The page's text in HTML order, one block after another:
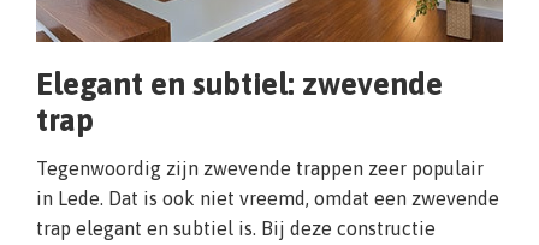
Elegant en subtiel: zwevende
trap
Tegenwoordig zijn zwevende trappen zeer populair
in Lede. Dat is ook niet vreemd, omdat een zwevende
trap elegant en subtiel is. Bij deze constructie